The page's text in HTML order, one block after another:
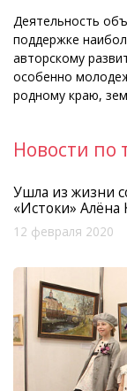
Деятельность
поддержке
авторскому
особенно
родному краю,
Новости по
Ушла из жизни
«Истоки» Алёна
12 февраля 2020